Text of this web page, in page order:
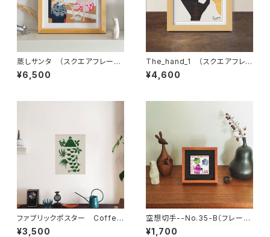
蒸しサンタ （スクエアフレーム
付・サイン入り）蒸しサンタシリ
ーズ・サウナサンタ
¥6,500
The_hand_1 （スクエアフレ
ーム付・サイン入り）
¥4,600
ファブリックポスター Coffee
Journey ” Guatemala ”
¥3,500
空想切手--No.35-B（フレーム
付、切手風プチアート）
¥1,700